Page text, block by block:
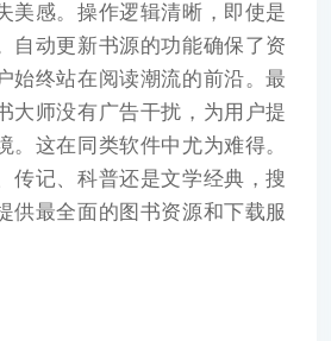
美感。操作逻辑清晰，即使是
自动更新书源的功能确保了资
始终站在阅读潮流的前沿。最
大师没有广告干扰，为用户提
。这在同类软件中尤为难得。
传记、科普还是文学经典，搜
供最全面的图书资源和下载服